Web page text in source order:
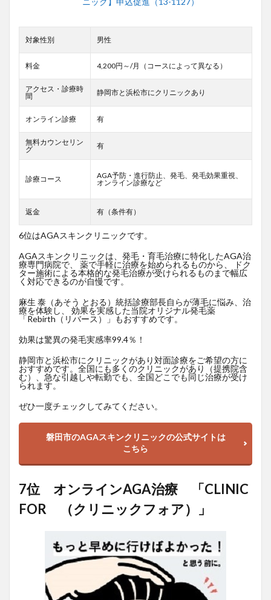
対象性別 男性
料金 4,200円～/月（コースによって異なる）
アクセス・診療時
間
静岡市と浜松市にクリニックあり
オンライン診療 有
無料カウンセリン
グ
有
診療コース
AGA予防・進行防止、発毛、発毛効果重視、
オンライン診療など
返金 有（条件有）
6位はAGAスキンクリニックです。
AGAスキンクリニックは、発毛・育毛治療に特化したAGA治
療専門病院で、 薬で手軽に治療を始められるものから、 ドク
ター施術による本格的な発毛治療が受けられるものまで幅広
く対応できるのが自慢です。
麻生 泰（あそう とおる）統括診療部長自らが薄毛に悩み、治
療を体験し、 効果を実感した当院オリジナル発毛薬
「Rebirth（リバース）」もおすすめです。
効果は驚異の発毛実感率99.4％！
静岡市と浜松市にクリニックがあり対面診療をご希望の方に
おすすめです。全国にも多くのクリニックがあり（提携院含
む）、急な引越しや転勤でも、全国どこでも同じ治療が受け
られます。
ぜひ一度チェックしてみてください。
磐田市のAGAスキンクリニックの公式サイトは
こちら
7位 オンラインAGA治療 「CLINIC
FOR （クリニックフォア）」